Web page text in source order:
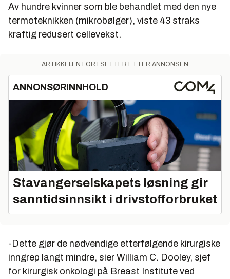
Av hundre kvinner som ble behandlet med den nye
termoteknikken (mikrobølger), viste 43 straks
kraftig redusert cellevekst.
ARTIKKELEN FORTSETTER ETTER ANNONSEN
ANNONSØRINNHOLD
Stavangerselskapets løsning gir
sanntidsinnsikt i drivstofforbruket
-Dette gjør de nødvendige etterfølgende kirurgiske
inngrep langt mindre, sier William C. Dooley, sjef
for kirurgisk onkologi på Breast Institute ved